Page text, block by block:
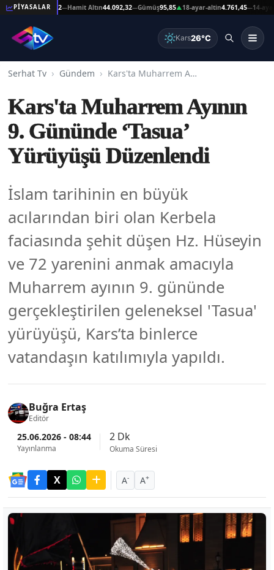
PİYASALAR
44.092,32—Hamit Altın44.092,32—Gümüş95,85▲18-ayar-altin4.761,45—14-ayar-altin
Kars26°C
Serhat Tv Gündem Kars'ta Muharrem Ayının 9. Gününde ‘Tasua’ Yürüyüşü Düzenlendi
Kars'ta Muharrem Ayının
9. Gününde ‘Tasua’
Yürüyüşü Düzenlendi
İslam tarihinin en büyük
acılarından biri olan Kerbela
faciasında şehit düşen Hz. Hüseyin
ve 72 yarenini anmak amacıyla
Muharrem ayının 9. gününde
gerçekleştirilen geleneksel 'Tasua'
yürüyüşü, Kars’ta binlerce
vatandaşın katılımıyla yapıldı.
Buğra Ertaş
Editör
25.06.2026 - 08:44
Yayınlanma
2 Dk
Okuma Süresi
A- A+